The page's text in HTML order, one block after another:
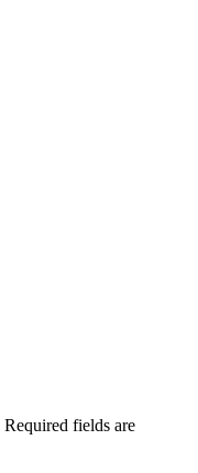
Required fields are